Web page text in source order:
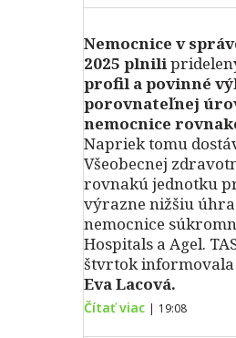
Nemocnice v
2025 plnili
profil a povinné
porovnateľnej
nemocnice
Napriek tomu
Všeobecnej
rovnakú jednotku
výrazne nižšiu
nemocnice
Hospitals a Agel.
štvrtok
Eva Lacová.
Čítať viac | 19:08